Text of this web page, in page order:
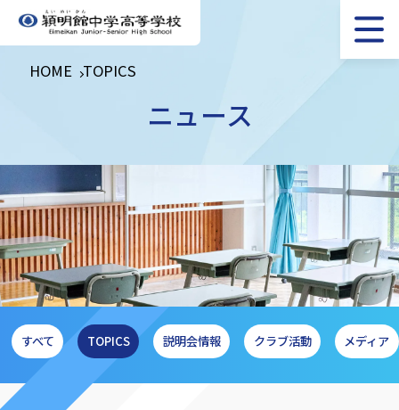
HOME TOPICS
ニュース
すべて TOPICS 説明会情報 クラブ活動 メディア